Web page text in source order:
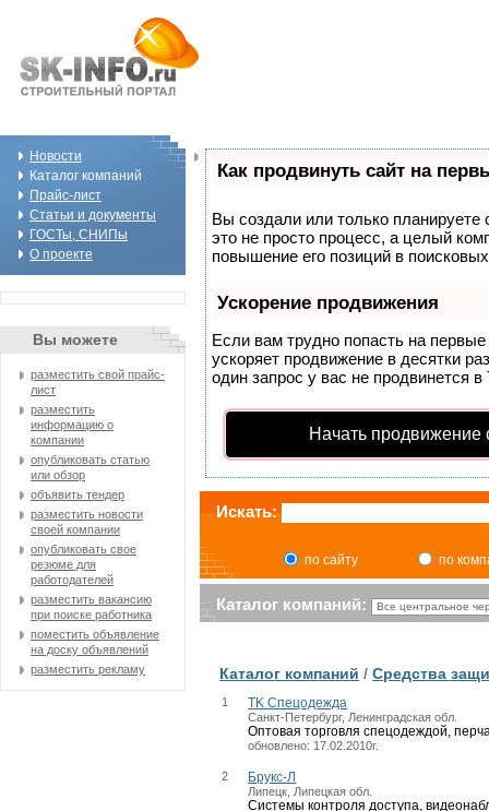
Новости
Каталог компаний
Прайс-лист
Статьи и документы
ГОСТы, СНИПы
О проекте
Вы можете
разместить свой прайс-
лист
разместить
информацию о
компании
опубликовать статью
или обзор
объявить тендер
разместить новости
своей компании
опубликовать свое
резюме для
работодателей
разместить вакансию
при поиске работника
поместить объявление
на доску объявлений
разместить рекламу
Как продвинуть сайт на
Вы создали или только планируете
это не просто процесс, а целый
повышение его позиций в
Ускорение продвижения
Если вам трудно попасть на
ускоряет продвижение в десятки
один запрос у вас не продвинется
Начать продвижение
Искать:
по сайту по
Каталог компаний:
Каталог компаний /Средства
1 TK Спецодежда
Санкт-Петербург, Ленинградская обл.
Оптовая торговля спецодеждой,
обновлено: 17.02.2010г.
2 Брукс-Л
Липецк, Липецкая обл.
Системы контроля доступа,